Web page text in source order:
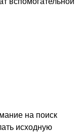
на поиск
исходную